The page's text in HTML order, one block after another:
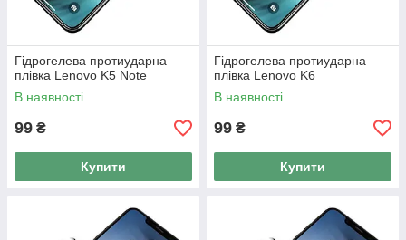
Гідрогелева протиударна
плівка Lenovo K5 Note
В наявності
99 ₴
Купити
Гідрогелева протиударна
плівка Lenovo K6
В наявності
99 ₴
Купити